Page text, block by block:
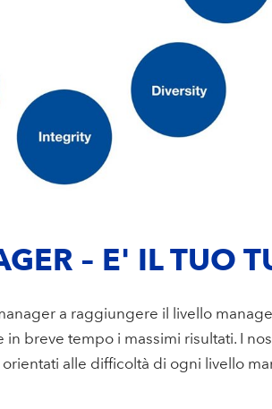
– E' IL TUO
a raggiungere il livello
in breve tempo i massimi risultati. I
alle difficoltà di ogni livello